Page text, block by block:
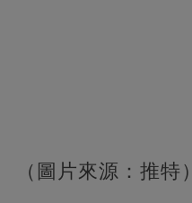
（圖片來源：推特）